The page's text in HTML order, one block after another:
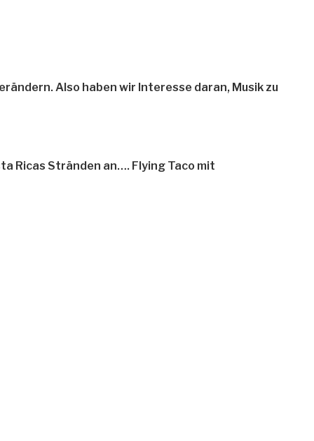
Also haben wir Interesse daran, Musik zu
Ricas Stränden an…. Flying Taco mit